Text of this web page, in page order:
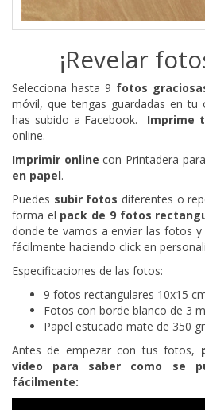
¡Revelar
Selecciona hasta 9 fotos
móvil, que tengas guardadas en
has subido a Facebook. Imprime
online.
Imprimir online con Printadera
en papel.
Puedes subir fotos diferentes o
forma el pack de 9 fotos
donde te vamos a enviar las fotos
fácilmente haciendo click en
Especificaciones de las fotos:
9 fotos rectangulares 10x15
Fotos con borde blanco de 3
Papel estucado mate de 350
Antes de empezar con tus fotos,
vídeo para saber como se
fácilmente: